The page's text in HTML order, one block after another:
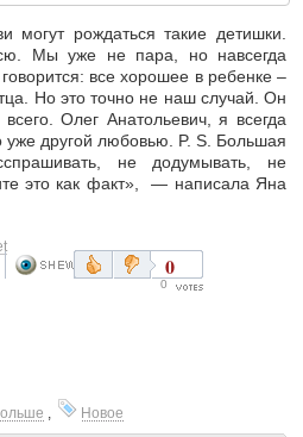
могут рождаться такие детишки.
Мы уже не пара, но навсегда
все хорошее в ребенке –
Но это точно не наш случай. Он
Олег Анатольевич, я всегда
уже другой любовью. P. S. Большая
не додумывать, не
это как факт», — написала Яна
0
0
,
Новое